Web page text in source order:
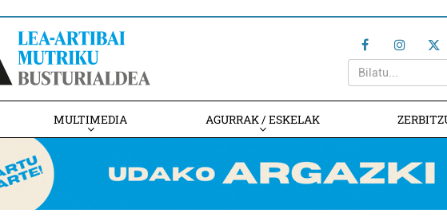
MULTIMEDIA AGURRAK / ESKELAK